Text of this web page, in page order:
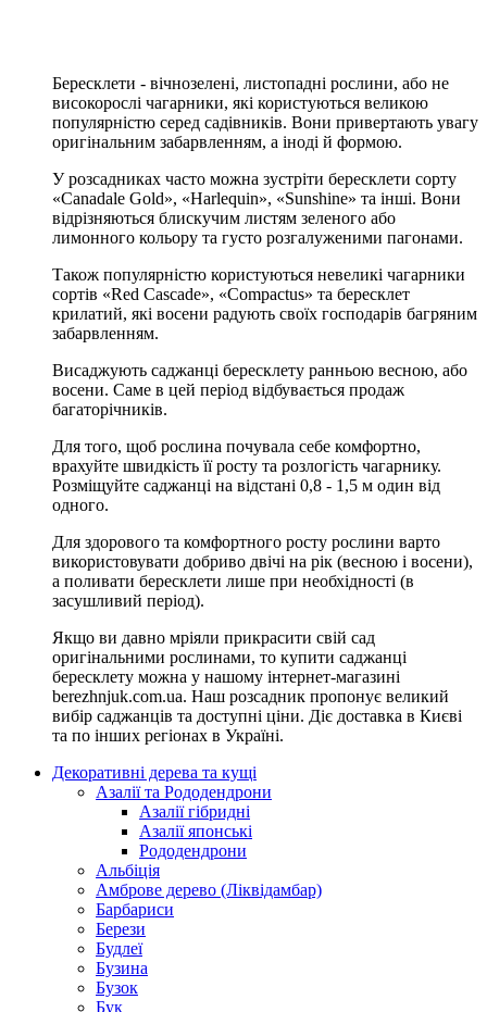
Бересклети - вічнозелені, листопадні рослини, або не
високорослі чагарники, які користуються великою
популярністю серед садівників. Вони привертають увагу
оригінальним забарвленням, а іноді й формою.
У розсадниках часто можна зустріти бересклети сорту
«Canadale Gold», «Harlequin», «Sunshine» та інші. Вони
відрізняються блискучим листям зеленого або
лимонного кольору та густо розгалуженими пагонами.
Також популярністю користуються невеликі чагарники
сортів «Red Cascade», «Compactus» та бересклет
крилатий, які восени радують своїх господарів багряним
забарвленням.
Висаджують саджанці бересклету ранньою весною, або
восени. Саме в цей період відбувається продаж
багаторічників.
Для того, щоб рослина почувала себе комфортно,
врахуйте швидкість її росту та розлогість чагарнику.
Розміщуйте саджанці на відстані 0,8 - 1,5 м один від
одного.
Для здорового та комфортного росту рослини варто
використовувати добриво двічі на рік (весною і восени),
а поливати бересклети лише при необхідності (в
засушливий період).
Якщо ви давно мріяли прикрасити свій сад
оригінальними рослинами, то купити саджанці
бересклету можна у нашому інтернет-магазині
berezhnjuk.com.ua. Наш розсадник пропонує великий
вибір саджанців та доступні ціни. Діє доставка в Києві
та по інших регіонах в Україні.
Декоративні дерева та кущі
Азалії та Рододендрони
Азалії гібридні
Азалії японські
Рододендрони
Альбіція
Амброве дерево (Ліквідамбар)
Барбариси
Берези
Будлеї
Бузина
Бузок
Бук